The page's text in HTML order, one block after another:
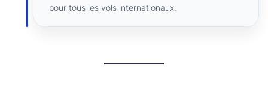
pour tous les vols internationaux.